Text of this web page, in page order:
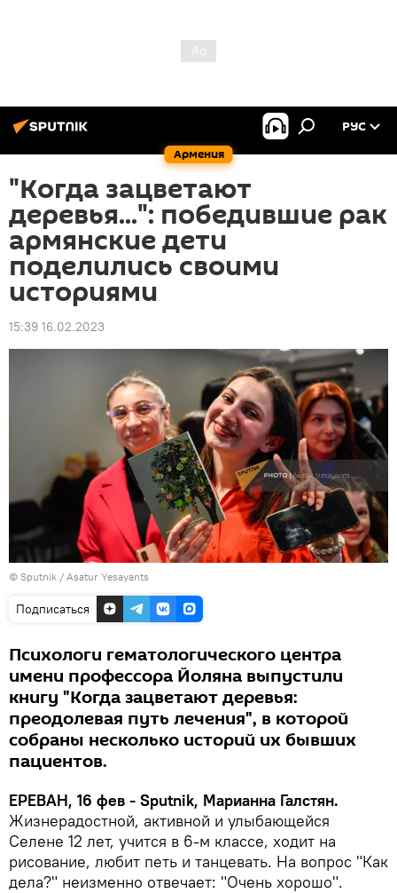
Армения
РУС
"Когда зацветают
деревья...": победившие рак
армянские дети
поделились своими
историями
15:39 16.02.2023
© Sputnik / Asatur Yesayants
Подписаться
Психологи гематологического центра
имени профессора Йоляна выпустили
книгу "Когда зацветают деревья:
преодолевая путь лечения", в которой
собраны несколько историй их бывших
пациентов.
ЕРЕВАН, 16 фев - Sputnik, Марианна Галстян.
Жизнерадостной, активной и улыбающейся
Селене 12 лет, учится в 6-м классе, ходит на
рисование, любит петь и танцевать. На вопрос "Как
дела?" неизменно отвечает: "Очень хорошо".